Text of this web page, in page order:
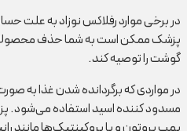
در برخی موارد رفلاکس نوزاد به علت
پزشک ممکن است به شما حذف
گوشت را توصیه کند.
در مواردی که برگردانده شدن غذا به
مسدود کننده اسید استفاده می‌شود.